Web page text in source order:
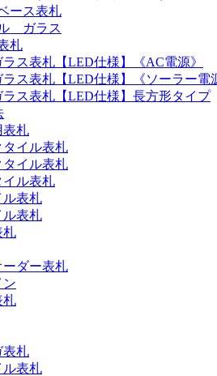
ース表札
ガラス
札
ラス表札【LED仕様】《AC電源》
ラス表札【LED仕様】《ソーラー電
ラス表札【LED仕様】長方形タイプ
表札
タイル表札
タイル表札
イル表札
ル表札
ル表札
札
ダー表札
ン
札
表札
ル表札